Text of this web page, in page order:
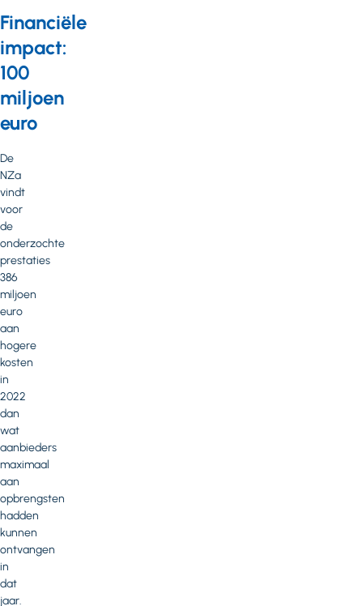
Financiële
impact:
100
miljoen
euro
De
NZa
vindt
voor
de
onderzochte
prestaties
386
miljoen
euro
aan
hogere
kosten
in
2022
dan
wat
aanbieders
maximaal
aan
opbrengsten
hadden
kunnen
ontvangen
in
dat
jaar.